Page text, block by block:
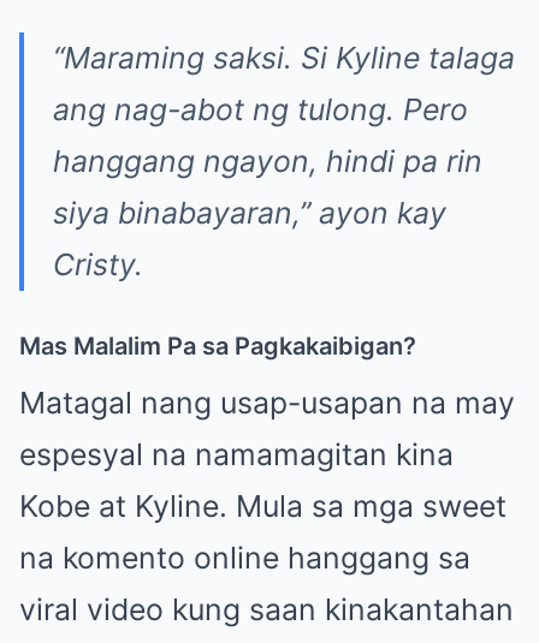
“Maraming saksi. Si Kyline talaga
ang nag-abot ng tulong. Pero
hanggang ngayon, hindi pa rin
siya binabayaran,” ayon kay
Cristy.
Mas Malalim Pa sa Pagkakaibigan?
Matagal nang usap-usapan na may
espesyal na namamagitan kina
Kobe at Kyline. Mula sa mga sweet
na komento online hanggang sa
viral video kung saan kinakantahan